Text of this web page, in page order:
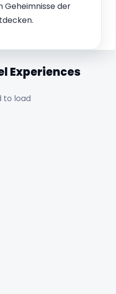
Geheimnisse der
Experiences
to load